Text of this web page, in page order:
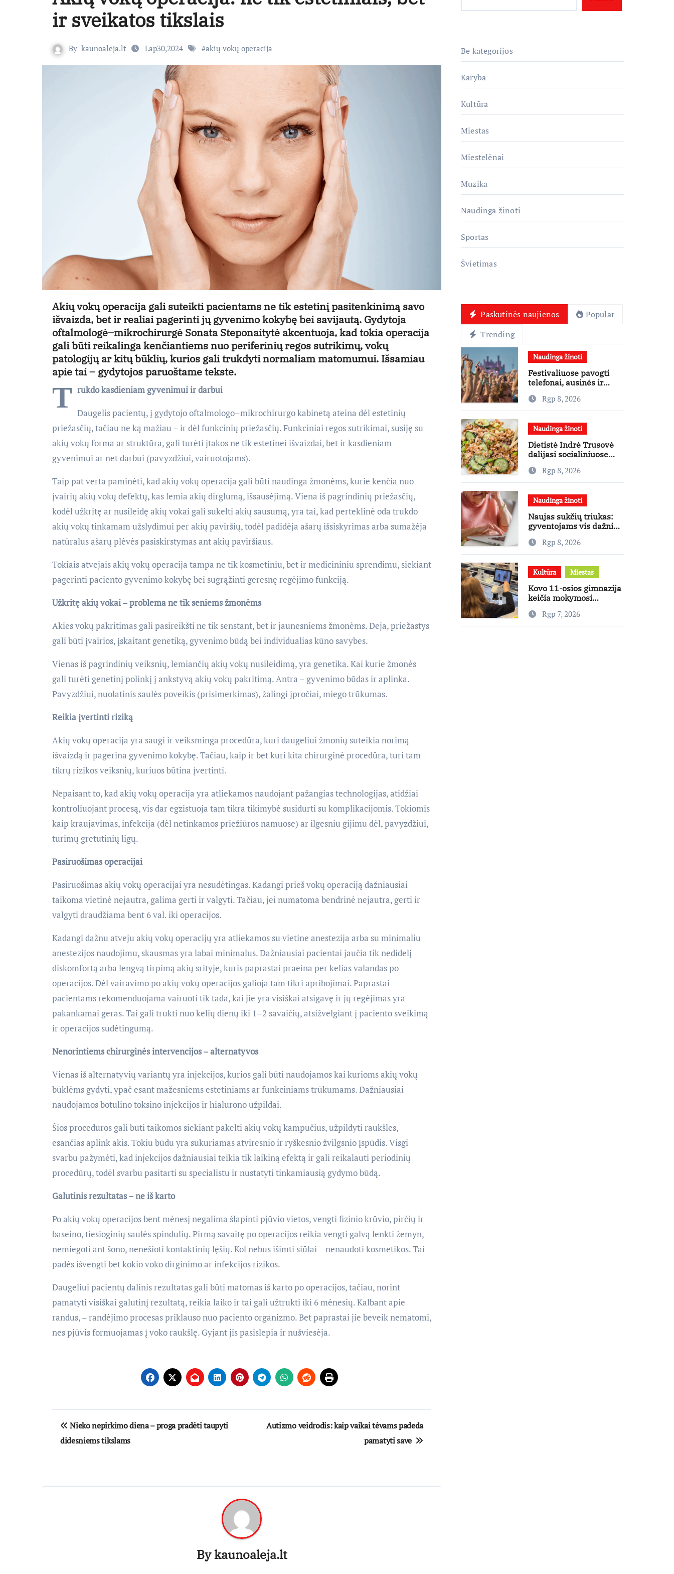
ir sveikatos tikslais
By kaunoaleja.lt Lap30,2024 #akių vokų operacija
Akių vokų operacija gali suteikti pacientams ne tik estetinį pasitenkinimą savo
išvaizda, bet ir realiai pagerinti jų gyvenimo kokybę bei savijautą. Gydytoja
oftalmologė–mikrochirurgė Sonata Steponaitytė akcentuoja, kad tokia operacija
gali būti reikalinga kenčiantiems nuo periferinių regos sutrikimų, vokų
patologijų ar kitų būklių, kurios gali trukdyti normaliam matomumui. Išsamiau
apie tai – gydytojos paruoštame tekste.
T rukdo kasdieniam gyvenimui ir darbui
Daugelis pacientų, į gydytojo oftalmologo–mikrochirurgo kabinetą ateina dėl estetinių
priežasčių, tačiau ne ką mažiau – ir dėl funkcinių priežasčių. Funkciniai regos sutrikimai, susiję su
akių vokų forma ar struktūra, gali turėti įtakos ne tik estetinei išvaizdai, bet ir kasdieniam
gyvenimui ar net darbui (pavyzdžiui, vairuotojams).
Taip pat verta paminėti, kad akių vokų operacija gali būti naudinga žmonėms, kurie kenčia nuo
įvairių akių vokų defektų, kas lemia akių dirglumą, išsausėjimą. Viena iš pagrindinių priežasčių,
kodėl užkritę ar nusileidę akių vokai gali sukelti akių sausumą, yra tai, kad perteklinė oda trukdo
akių vokų tinkamam užslydimui per akių paviršių, todėl padidėja ašarų išsiskyrimas arba sumažėja
natūralus ašarų plėvės pasiskirstymas ant akių paviršiaus.
Tokiais atvejais akių vokų operacija tampa ne tik kosmetiniu, bet ir medicininiu sprendimu, siekiant
pagerinti paciento gyvenimo kokybę bei sugrąžinti geresnę regėjimo funkciją.
Užkritę akių vokai – problema ne tik seniems žmonėms
Akies vokų pakritimas gali pasireikšti ne tik senstant, bet ir jaunesniems žmonėms. Deja, priežastys
gali būti įvairios, įskaitant genetiką, gyvenimo būdą bei individualias kūno savybes.
Vienas iš pagrindinių veiksnių, lemiančių akių vokų nusileidimą, yra genetika. Kai kurie žmonės
gali turėti genetinį polinkį į ankstyvą akių vokų pakritimą. Antra – gyvenimo būdas ir aplinka.
Pavyzdžiui, nuolatinis saulės poveikis (prisimerkimas), žalingi įpročiai, miego trūkumas.
Reikia įvertinti riziką
Akių vokų operacija yra saugi ir veiksminga procedūra, kuri daugeliui žmonių suteikia norimą
išvaizdą ir pagerina gyvenimo kokybę. Tačiau, kaip ir bet kuri kita chirurginė procedūra, turi tam
tikrų rizikos veiksnių, kuriuos būtina įvertinti.
Nepaisant to, kad akių vokų operacija yra atliekamos naudojant pažangias technologijas, atidžiai
kontroliuojant procesą, vis dar egzistuoja tam tikra tikimybė susidurti su komplikacijomis. Tokiomis
kaip kraujavimas, infekcija (dėl netinkamos priežiūros namuose) ar ilgesniu gijimu dėl, pavyzdžiui,
turimų gretutinių ligų.
Pasiruošimas operacijai
Pasiruošimas akių vokų operacijai yra nesudėtingas. Kadangi prieš vokų operaciją dažniausiai
taikoma vietinė nejautra, galima gerti ir valgyti. Tačiau, jei numatoma bendrinė nejautra, gerti ir
valgyti draudžiama bent 6 val. iki operacijos.
Kadangi dažnu atveju akių vokų operacijų yra atliekamos su vietine anestezija arba su minimaliu
anestezijos naudojimu, skausmas yra labai minimalus. Dažniausiai pacientai jaučia tik nedidelį
diskomfortą arba lengvą tirpimą akių srityje, kuris paprastai praeina per kelias valandas po
operacijos. Dėl vairavimo po akių vokų operacijos galioja tam tikri apribojimai. Paprastai
pacientams rekomenduojama vairuoti tik tada, kai jie yra visiškai atsigavę ir jų regėjimas yra
pakankamai geras. Tai gali trukti nuo kelių dienų iki 1–2 savaičių, atsižvelgiant į paciento sveikimą
ir operacijos sudėtingumą.
Nenorintiems chirurginės intervencijos – alternatyvos
Vienas iš alternatyvių variantų yra injekcijos, kurios gali būti naudojamos kai kurioms akių vokų
būklėms gydyti, ypač esant mažesniems estetiniams ar funkciniams trūkumams. Dažniausiai
naudojamos botulino toksino injekcijos ir hialurono užpildai.
Šios procedūros gali būti taikomos siekiant pakelti akių vokų kampučius, užpildyti raukšles,
esančias aplink akis. Tokiu būdu yra sukuriamas atviresnio ir ryškesnio žvilgsnio įspūdis. Visgi
svarbu pažymėti, kad injekcijos dažniausiai teikia tik laikiną efektą ir gali reikalauti periodinių
procedūrų, todėl svarbu pasitarti su specialistu ir nustatyti tinkamiausią gydymo būdą.
Galutinis rezultatas – ne iš karto
Po akių vokų operacijos bent mėnesį negalima šlapinti pjūvio vietos, vengti fizinio krūvio, pirčių ir
baseino, tiesioginių saulės spindulių. Pirmą savaitę po operacijos reikia vengti galvą lenkti žemyn,
nemiegoti ant šono, nenešioti kontaktinių lęšių. Kol nebus išimti siūlai – nenaudoti kosmetikos. Tai
padės išvengti bet kokio voko dirginimo ar infekcijos rizikos.
Daugeliui pacientų dalinis rezultatas gali būti matomas iš karto po operacijos, tačiau, norint
pamatyti visiškai galutinį rezultatą, reikia laiko ir tai gali užtrukti iki 6 mėnesių. Kalbant apie
randus, – randėjimo procesas priklauso nuo paciento organizmo. Bet paprastai jie beveik nematomi,
nes pjūvis formuojamas į voko raukšlę. Gyjant jis pasislepia ir nušviesėja.
Navigacija
tarp
Nieko nepirkimo diena – proga pradėti taupyti
didesniems tikslams
Autizmo veidrodis: kaip vaikai tėvams padeda
pamatyti save
Bykaunoaleja.lt
Be kategorijos
Karyba
Kultūra
Miestas
Miestelėnai
Muzika
Naudinga žinoti
Sportas
Švietimas
Paskutinės naujienos
Popular
Trending
Naudinga žinoti
Festivaliuose pavogti
telefonai, ausinės ir
primena apie
didžiausias finansines
rizikas
Rgp 8, 2026
Naudinga žinoti
Dietistė Indrė Trusovė
dalijasi socialiniuose
išpopuliarėjusiu lašišos
salotų receptu
Rgp 8, 2026
Naudinga žinoti
Naujas sukčių triukas:
gyventojams vis dažniau
Rgp 8, 2026
Kultūra Miestas
Kovo 11-osios gimnazija
keičia mokymosi
kaupimo – prie jų
supratimo ir taikymo
Rgp 7, 2026